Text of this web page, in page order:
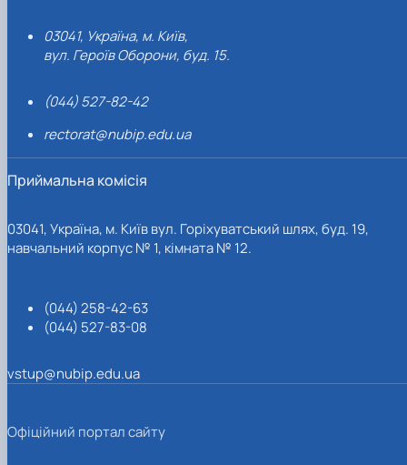
03041, Україна, м. Київ,
вул. Героїв Оборони, буд. 15.
(044) 527-82-42
rectorat@nubip.edu.ua
Приймальна комісія
03041, Україна, м. Київ вул. Горіхуватський шлях, буд. 19,
навчальний корпус № 1, кімната № 12.
(044) 258-42-63
(044) 527-83-08
vstup@nubip.edu.ua
Офіційний портал сайту